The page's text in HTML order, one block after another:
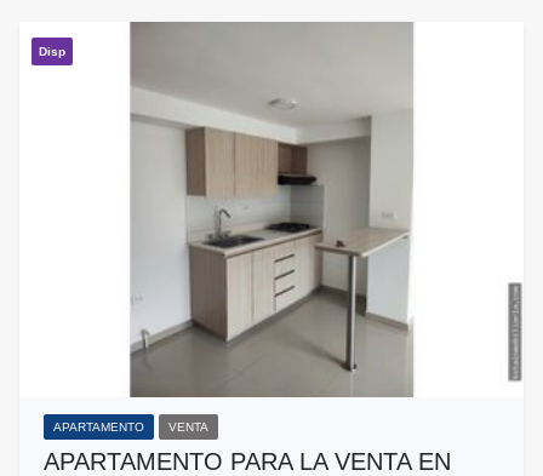
Disp
APARTAMENTO VENTA
APARTAMENTO PARA LA VENTA EN